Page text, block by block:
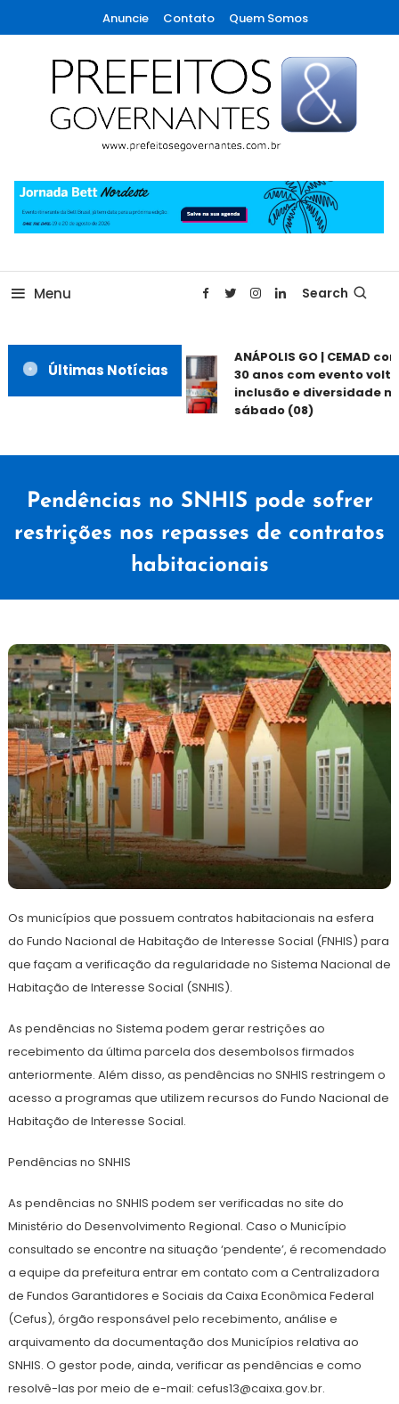
To
Content
Anuncie Contato Quem Somos
Prefeitos & Governantes
Menu Search
Últimas Notícias
ANÁPOLIS GO | CEMAD
30 anos com evento
inclusão e diversidade
sábado (08)
Pendências no SNHIS pode sofrer
restrições nos repasses de contratos
habitacionais
26
janeiro
de
Redação
Os municípios que possuem contratos habitacionais na esfera
do Fundo Nacional de Habitação de Interesse Social (FNHIS) para
que façam a verificação da regularidade no Sistema Nacional de
Habitação de Interesse Social (SNHIS).
As pendências no Sistema podem gerar restrições ao
recebimento da última parcela dos desembolsos firmados
anteriormente. Além disso, as pendências no SNHIS restringem o
acesso a programas que utilizem recursos do Fundo Nacional de
Habitação de Interesse Social.
Pendências no SNHIS
As pendências no SNHIS podem ser verificadas no site do
Ministério do Desenvolvimento Regional. Caso o Município
consultado se encontre na situação ‘pendente’, é recomendado
a equipe da prefeitura entrar em contato com a Centralizadora
de Fundos Garantidores e Sociais da Caixa Econômica Federal
(Cefus), órgão responsável pelo recebimento, análise e
arquivamento da documentação dos Municípios relativa ao
SNHIS. O gestor pode, ainda, verificar as pendências e como
resolvê-las por meio de e-mail: cefus13@caixa.gov.br.